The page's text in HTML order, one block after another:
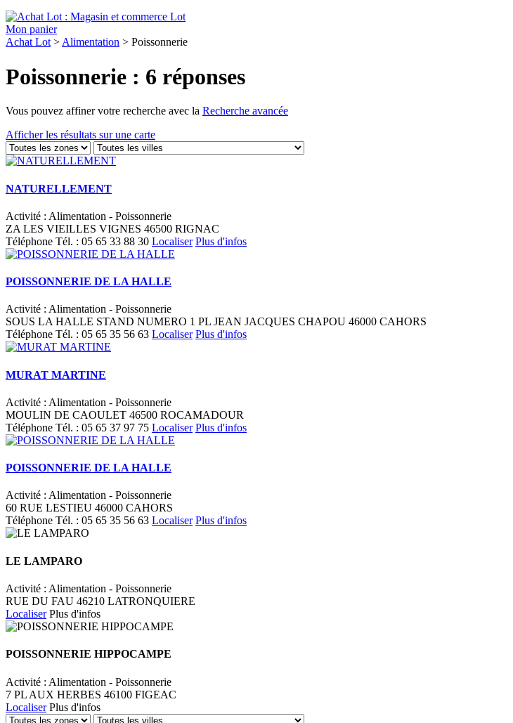
Lot
Mon panier
Achat Lot>Alimentation > Poissonnerie
Poissonnerie : 6 réponses
Vous pouvez affiner votre recherche avec la Recherche avancée
Afficher les résultats sur une carte
NATURELLEMENT
Activité : Alimentation - Poissonnerie
ZA LES VIEILLES VIGNES 46500 RIGNAC
Téléphone Tél. : 05 65 33 88 30 Localiser Plus d'infos
POISSONNERIE DE LA HALLE
Activité : Alimentation - Poissonnerie
SOUS LA HALLE STAND NUMERO 1 PL JEAN JACQUES CHAPOU 46000 CAHORS
Téléphone Tél. : 05 65 35 56 63 Localiser Plus d'infos
MURAT MARTINE
Activité : Alimentation - Poissonnerie
MOULIN DE CAOULET 46500 ROCAMADOUR
Téléphone Tél. : 05 65 37 97 75 Localiser Plus d'infos
POISSONNERIE DE LA HALLE
Activité : Alimentation - Poissonnerie
60 RUE LESTIEU 46000 CAHORS
Téléphone Tél. : 05 65 35 56 63 Localiser Plus d'infos
LE LAMPARO
Activité : Alimentation - Poissonnerie
RUE DU FAU 46210 LATRONQUIERE
Localiser Plus d'infos
POISSONNERIE HIPPOCAMPE
Activité : Alimentation - Poissonnerie
7 PL AUX HERBES 46100 FIGEAC
Localiser Plus d'infos